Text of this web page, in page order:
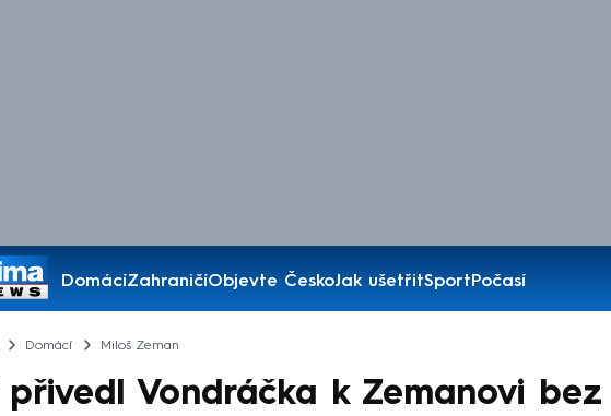
DomácíZahraničíObjevte ČeskoJak ušetřitSportPočasí
Pořady
Domácí Miloš Zeman
přivedl Vondráčka k Zemanovi bez